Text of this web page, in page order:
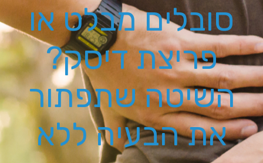
סובלים מבלט או
פריצת דיסק?
השיטה שתפתור
את הבעיה ללא